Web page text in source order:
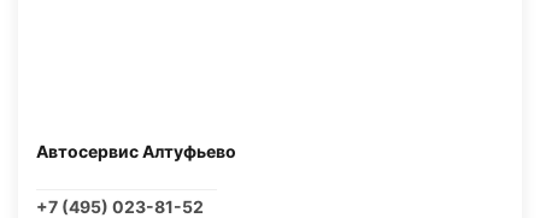
Автосервис Алтуфьево
+7 (495) 023-81-52